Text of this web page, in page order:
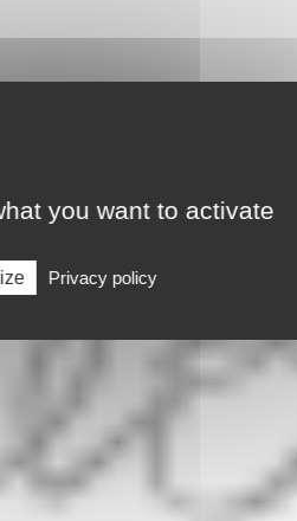
you want to activate
Privacy policy